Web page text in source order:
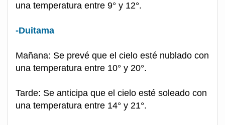
una temperatura entre 9° y 12°.
-Duitama
Mañana: Se prevé que el cielo esté nublado con
una temperatura entre 10° y 20°.
Tarde: Se anticipa que el cielo esté soleado con
una temperatura entre 14° y 21°.